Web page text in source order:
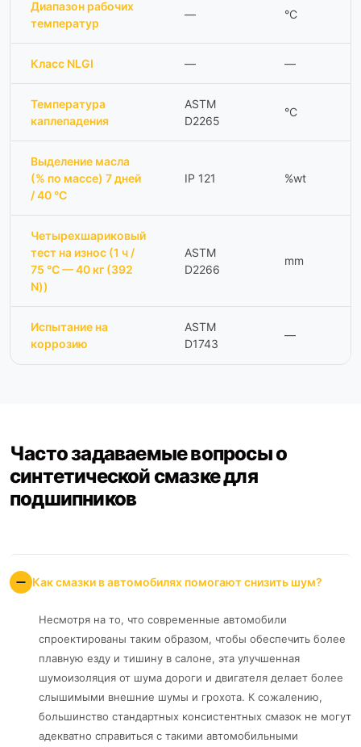
Диапазон рабочих
температур
— °C
Класс NLGI — —
Температура
каплепадения
ASTM
D2265
°C
Выделение масла
(% по массе) 7 дней
/ 40 °C
IP 121 %wt
Четырехшариковый
тест на износ (1 ч /
75 °C — 40 кг (392
N))
ASTM
D2266
mm
Испытание на
коррозию
ASTM
D1743
—
Часто задаваемые вопросы о
синтетической смазке для
подшипников
Как смазки в автомобилях помогают снизить шум?
Несмотря на то, что современные автомобили
спроектированы таким образом, чтобы обеспечить более
плавную езду и тишину в салоне, эта улучшенная
шумоизоляция от шума дороги и двигателя делает более
слышимыми внешние шумы и грохота. К сожалению,
большинство стандартных консистентных смазок не могут
адекватно справиться с такими автомобильными